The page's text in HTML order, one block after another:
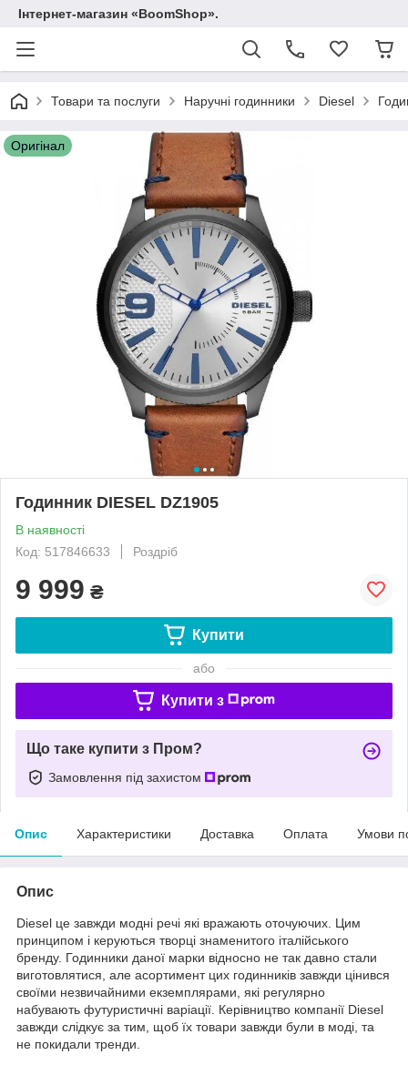
Інтернет-магазин «BoomShop».
Товари та послуги Наручні годинники Diesel
Оригінал
Годинник DIESEL DZ1905
В наявності
Код: 517846633
Роздріб
9 999 ₴
Купити
або
Купити з
Що таке купити з Пром?
Замовлення під захистом
Опис Характеристики Доставка Оплата Умови
Опис
Diesel це завжди модні речі які вражають оточуючих. Цим
принципом і керуються творці знаменитого італійського
бренду. Годинники даної марки відносно не так давно стали
виготовлятися, але асортимент цих годинників завжди цінився
своїми незвичайними екземплярами, які регулярно
набувають футуристичні варіації. Керівництво компанії Diesel
завжди слідкує за тим, щоб їх товари завжди були в моді, та
не покидали тренди.